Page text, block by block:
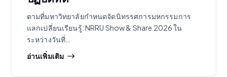
ตามที่มหาวิทยาลัยกำหนดจัดนิทรรศการมหกรรมการ
แลกเปลี่ยนเรียนรู้: NRRU Show & Share 2026 ใน
ระหว่างวันที่…
อ่านเพิ่มเติม